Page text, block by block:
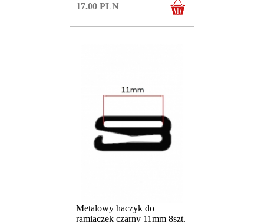
17.00 PLN
Metalowy haczyk do
ramiączek czarny 11mm 8szt.